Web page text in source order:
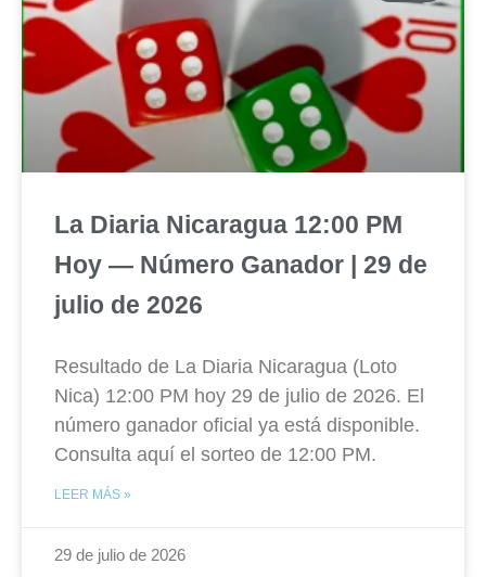
La Diaria Nicaragua 12:00 PM
Hoy — Número Ganador | 29 de
julio de 2026
Resultado de La Diaria Nicaragua (Loto
Nica) 12:00 PM hoy 29 de julio de 2026. El
número ganador oficial ya está disponible.
Consulta aquí el sorteo de 12:00 PM.
LEER MÁS »
29 de julio de 2026